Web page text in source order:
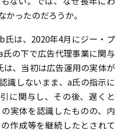
ったのだろうか。
は、2020年4月にジー・プ
の下で広告代理事業に関与
、当初は広告運用の実体が
識しないまま、a氏の指示に
に関与し、その後、遅くと
実体を認識したものの、内
作成等を継続したとされて